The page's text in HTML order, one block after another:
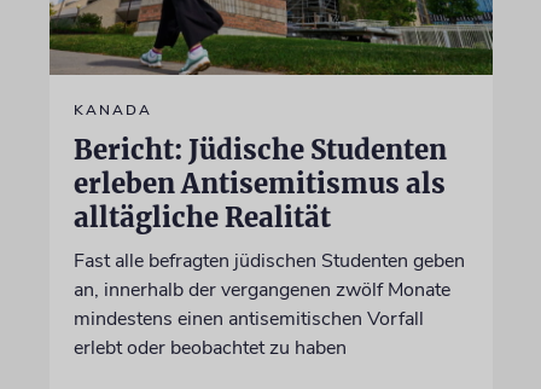
KANADA
Bericht: Jüdische Studenten
erleben Antisemitismus als
alltägliche Realität
Fast alle befragten jüdischen Studenten geben
an, innerhalb der vergangenen zwölf Monate
mindestens einen antisemitischen Vorfall
erlebt oder beobachtet zu haben